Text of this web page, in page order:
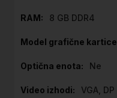
8 GB DDR4
Ne
VGA, DP